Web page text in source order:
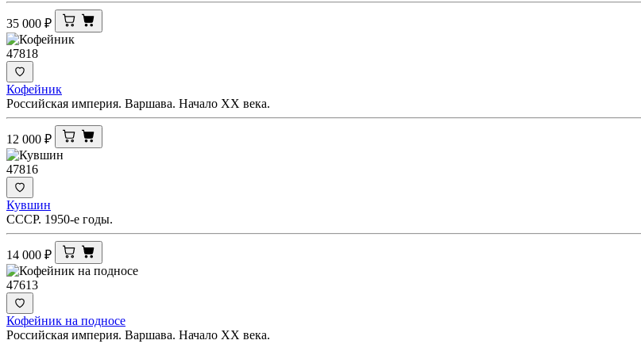
35 000 ₽
47818
Кофейник
Российская империя. Варшава. Начало XX века.
12 000 ₽
47816
Кувшин
СССР. 1950-е годы.
14 000 ₽
47613
Кофейник на подносе
Российская империя. Варшава. Начало XX века.